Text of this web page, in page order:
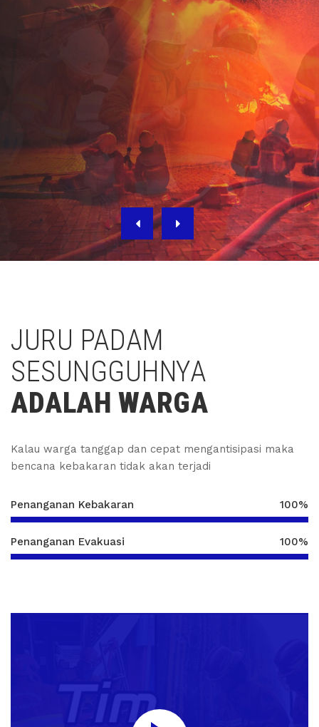
PENYELAMATAN KOTA
MANOKWARI
Jl. Pasar Turi No. 21 Manokwari
DAFTAR WISDAMCIL
JURU PADAM
SESUNGGUHNYA
ADALAH WARGA
Kalau warga tanggap dan cepat mengantisipasi maka
bencana kebakaran tidak akan terjadi
Penanganan Kebakaran 100%
Penanganan Evakuasi 100%